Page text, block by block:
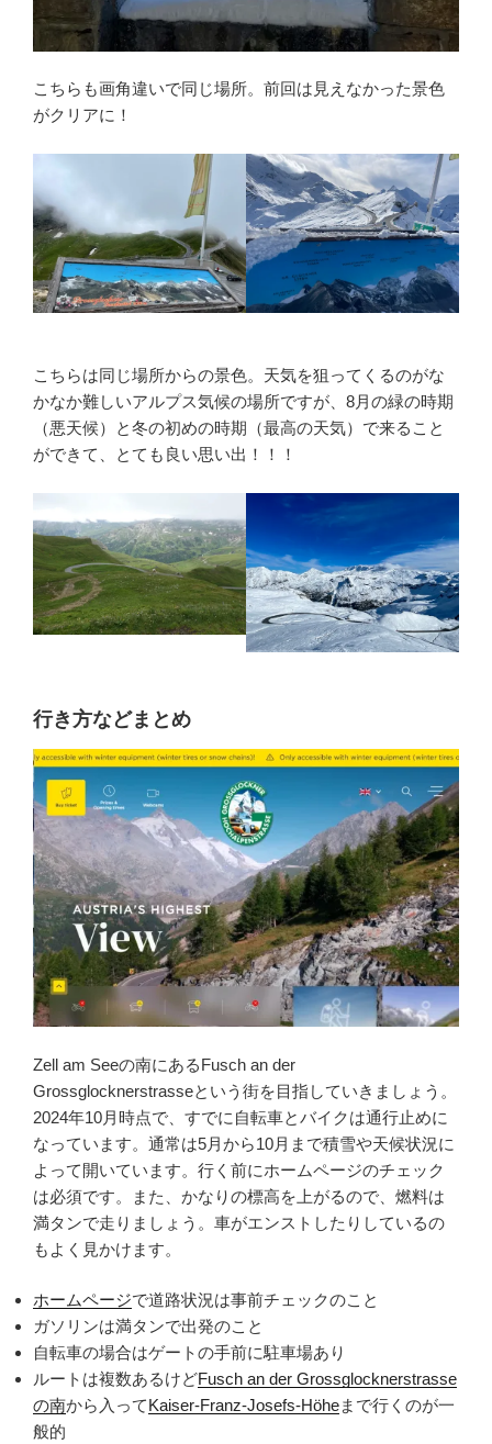
こちらも画角違いで同じ場所。前回は見えなかった景色
がクリアに！
こちらは同じ場所からの景色。天気を狙ってくるのがな
かなか難しいアルプス気候の場所ですが、8月の緑の時期
（悪天候）と冬の初めの時期（最高の天気）で来ること
ができて、とても良い思い出！！！
行き方などまとめ
Zell am Seeの南にあるFusch an der
Grossglocknerstrasseという街を目指していきましょう。
2024年10月時点で、すでに自転車とバイクは通行止めに
なっています。通常は5月から10月まで積雪や天候状況に
よって開いています。行く前にホームページのチェック
は必須です。また、かなりの標高を上がるので、燃料は
満タンで走りましょう。車がエンストしたりしているの
もよく見かけます。
ホームページで道路状況は事前チェックのこと
ガソリンは満タンで出発のこと
自転車の場合はゲートの手前に駐車場あり
ルートは複数あるけどFusch an der Grossglocknerstrasse
の南から入ってKaiser-Franz-Josefs-Höheまで行くのが一
般的